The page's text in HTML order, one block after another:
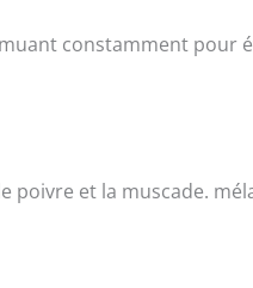
constamment pour
poivre et la muscade.